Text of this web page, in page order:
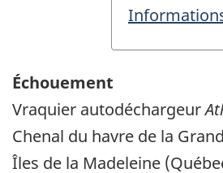
Échouement
Vraquier autodéchargeur
Chenal du havre de la
Îles de la Madeleine